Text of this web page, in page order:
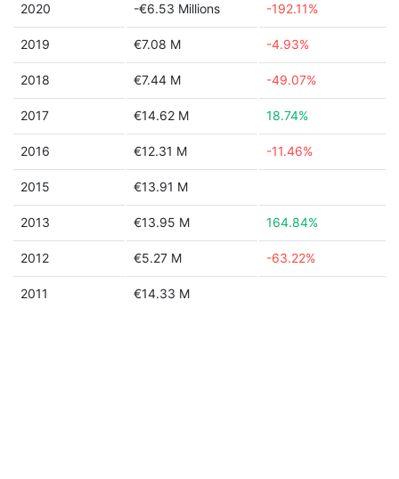
2020 -€6.53 Millions -192.11%
2019 €7.08 M -4.93%
2018 €7.44 M -49.07%
2017 €14.62 M 18.74%
2016 €12.31 M -11.46%
2015 €13.91 M
2013 €13.95 M 164.84%
2012 €5.27 M -63.22%
2011 €14.33 M